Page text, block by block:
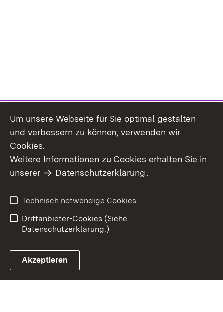
Um unsere Webseite für Sie optimal gestalten
und verbessern zu können, verwenden wir
Cookies.
Weitere Informationen zu Cookies erhalten Sie in
unserer
Datenschutzerklärung.
Technisch notwendige Cookies
Drittanbieter-Cookies (Siehe
Datenschutzerklärung.)
Akzeptieren